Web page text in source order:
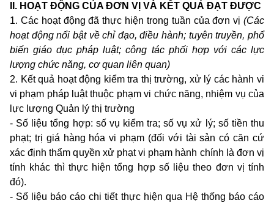
II. HOẠT ĐỘNG CỦA ĐƠN VỊ VÀ KẾT QUẢ ĐẠT ĐƯỢC
1. Các hoạt động đã thực hiện trong tuần của đơn vị (Các
hoạt động nổi bật về chỉ đạo, điều hành; tuyên truyền, phổ
biến giáo dục pháp luật; công tác phối hợp với các lực
lượng chức năng, cơ quan liên quan)
2. Kết quả hoạt động kiểm tra thị trường, xử lý các hành vi
vi phạm pháp luật thuộc phạm vi chức năng, nhiệm vụ của
lực lượng Quản lý thị trường
- Số liệu tổng hợp: số vụ kiểm tra; số vụ xử lý; số tiền thu
phạt; trị giá hàng hóa vi phạm (đối với tài sản có căn cứ
xác định thẩm quyền xử phạt vi phạm hành chính là đơn vị
tính khác thì thực hiện tổng hợp số liệu theo đơn vị tính
đó).
- Số liệu báo cáo chi tiết thực hiện qua Hệ thống báo cáo